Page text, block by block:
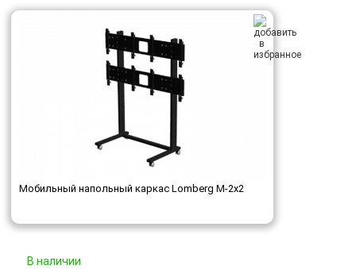
Мобильный напольный каркас Lomberg M-2х2
В наличии